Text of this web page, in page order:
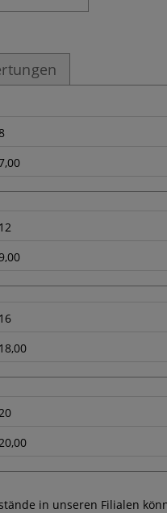
12
16
18,00
20
20,00
in unseren Filialen